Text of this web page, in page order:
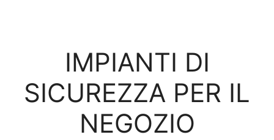
IMPIANTI DI
SICUREZZA PER IL
NEGOZIO